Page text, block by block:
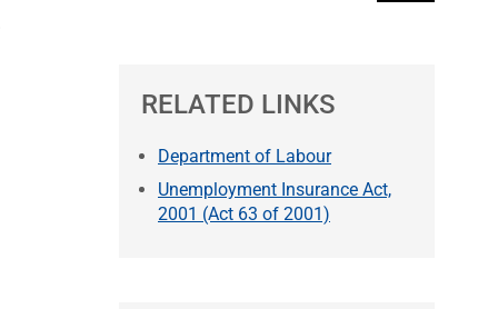
RELATED LINKS
Department of Labour
Unemployment Insurance Act,
2001 (Act 63 of 2001)